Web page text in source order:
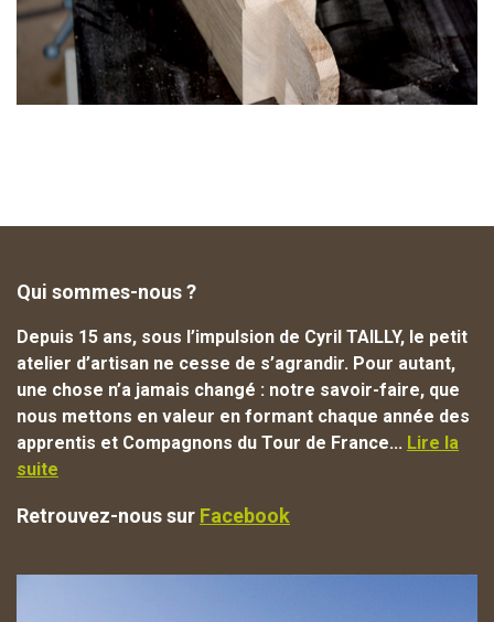
Qui sommes-nous ?
Depuis 15 ans, sous l’impulsion de Cyril TAILLY, le petit
atelier d’artisan ne cesse de s’agrandir. Pour autant,
une chose n’a jamais changé : notre savoir-faire, que
nous mettons en valeur en formant chaque année des
apprentis et Compagnons du Tour de France... Lire la
suite
Retrouvez-nous sur Facebook